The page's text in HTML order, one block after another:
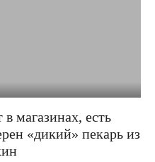
магазинах, есть
«дикий» пекарь из